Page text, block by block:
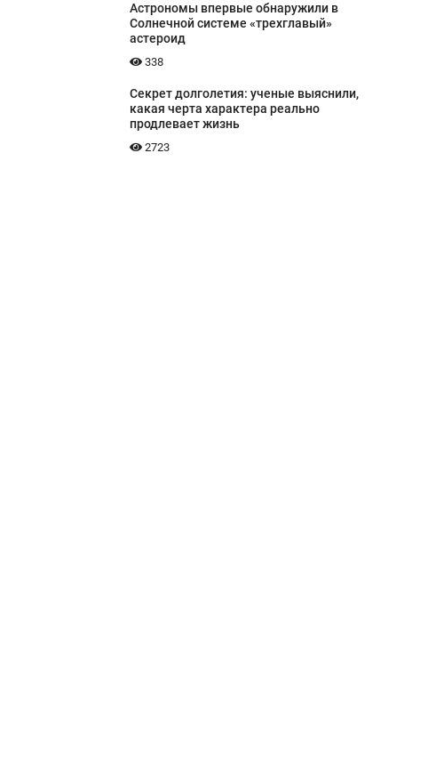
Астрономы впервые обнаружили в
Солнечной системе «трехглавый»
астероид
338
Секрет долголетия: ученые выяснили,
какая черта характера реально
продлевает жизнь
2723